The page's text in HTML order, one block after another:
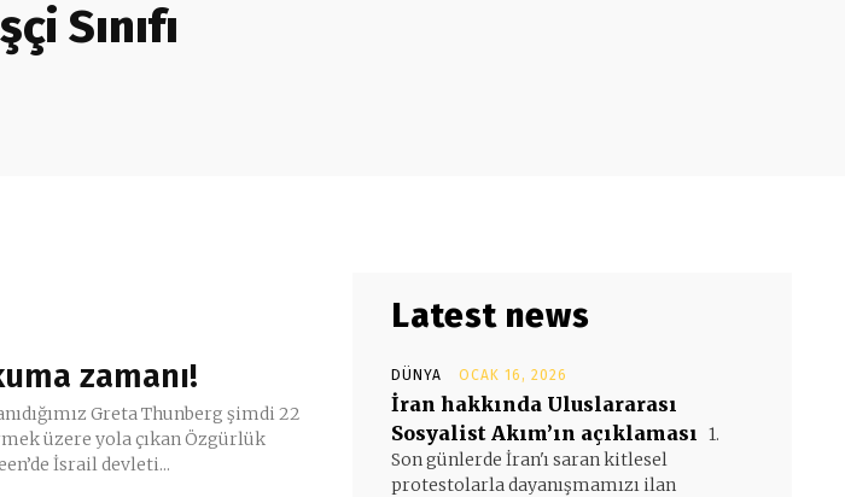
Sınıfı
zamanı!
Greta Thunberg şimdi 22
üzere yola çıkan Özgürlük
İsrail devleti...
Latest news
DÜNYA OCAK 16, 2026
İran hakkında Uluslararası
Sosyalist Akım’ın açıklaması 1.
Son günlerde İran'ı saran kitlesel
protestolarla dayanışmamızı ilan